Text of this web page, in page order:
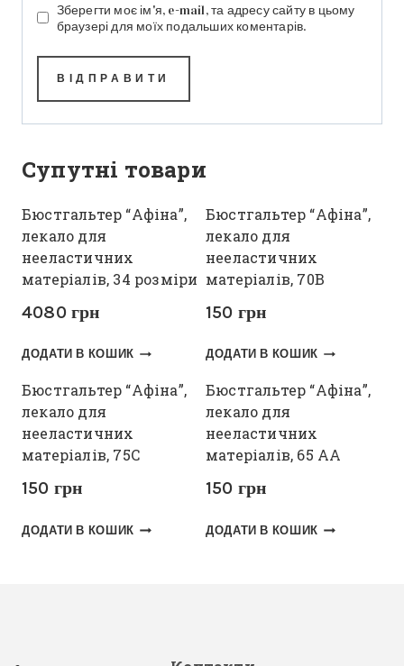
Зберегти моє ім'я, e-mail, та адресу сайту в цьому
браузері для моїх подальших коментарів.
Супутні товари
Бюстгальтер “Афіна”,
лекало для
нееластичних
матеріалів, 34 розміри
4080 грн
ДОДАТИ В КОШИК
Бюстгальтер “Афіна”,
лекало для
нееластичних
матеріалів, 70В
150 грн
ДОДАТИ В КОШИК
Бюстгальтер “Афіна”,
лекало для
нееластичних
матеріалів, 75С
150 грн
ДОДАТИ В КОШИК
Бюстгальтер “Афіна”,
лекало для
нееластичних
матеріалів, 65 АА
150 грн
ДОДАТИ В КОШИК